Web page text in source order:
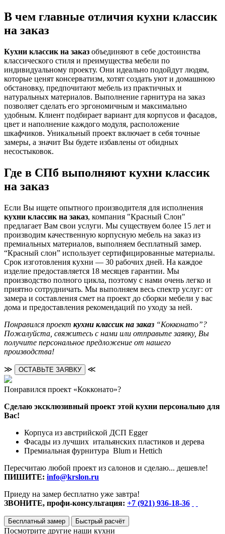
В чем главные отличия кухни классик
на заказ
Кухни классик на заказ объединяют в себе достоинства
классического стиля и преимущества мебели по
индивидуальному проекту. Они идеально подойдут людям,
которые ценят консерватизм, хотят создать уют и домашнюю
обстановку, предпочитают мебель из практичных и
натуральных материалов. Выполнение гарнитура на заказ
позволяет сделать его эргономичным и максимально
удобным. Клиент подбирает вариант для корпусов и фасадов,
цвет и наполнение каждого модуля, расположение
шкафчиков. Уникальный проект включает в себя точные
замеры, а значит Вы будете избавлены от обидных
несостыковок.
Где в СПб выполняют кухни классик
на заказ
Если Вы ищете опытного производителя для исполнения
кухни классик на заказ, компания "Красный Слон"
предлагает Вам свои услуги. Мы существуем более 15 лет и
производим качественную корпусную мебель на заказ из
премиальных материалов, выполняем бесплатный замер.
“Красный слон” использует сертифицированные материалы.
Срок изготовления кухни — 30 рабочих дней. На каждое
изделие предоставляется 18 месяцев гарантии. Мы
производство полного цикла, поэтому с нами очень легко и
приятно сотрудничать. Мы выполняем весь спектр услуг: от
замера и составления смет на проект до сборки мебели у вас
дома и предоставления рекомендаций по уходу за ней.
Понравился проект кухни классик на заказ “Кокконато”?
Пожалуйста, свяжитесь с нами или отправьте заявку, Вы
получите персональное предложение от нашего
производства!
≫ ОСТАВЬТЕ ЗАЯВКУ ≪
Понравился проект «Кокконато»?
Сделаю эксклюзивный проект этой кухни персонально для
Вас!
Корпуса из австрийской ДСП Egger
Фасады из лучших итальянских пластиков и дерева
Премиальная фурнитура Blum и Hettich
Пересчитаю любой проект из салонов и сделаю... дешевле!
ПИШИТЕ: info@krslon.ru
Приеду на замер бесплатно уже завтра!
ЗВОНИТЕ, профи-консультация: +7 (921) 936-18-36
Бесплатный замер Быстрый расчёт
Посмотрите другие наши кухни